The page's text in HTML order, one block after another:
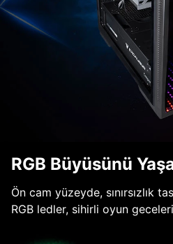
RGB Büyüsünü
Ön cam yüzeyde, sınırsızlık
RGB ledler, sihirli oyun